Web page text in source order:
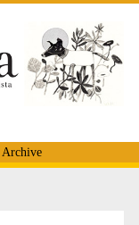
Archive